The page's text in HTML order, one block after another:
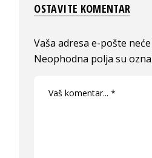
OSTAVITE KOMENTAR
Vaša adresa e-pošte
Neophodna polja su